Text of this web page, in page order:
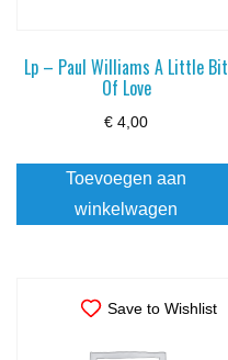
Lp – Paul Williams A Little Bit
Of Love
€ 4,00
Toevoegen aan
winkelwagen
Save to Wishlist